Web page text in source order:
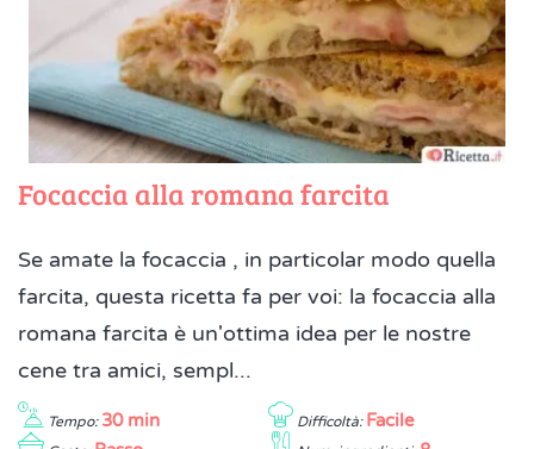
Focaccia alla romana farcita
Se amate la focaccia , in particolar modo quella
farcita, questa ricetta fa per voi: la focaccia alla
romana farcita è un'ottima idea per le nostre
cene tra amici, sempl...
Tempo: 30 min Difficoltà: Facile